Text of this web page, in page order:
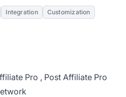
Integration
Customization
Pro , Post Affiliate Pro